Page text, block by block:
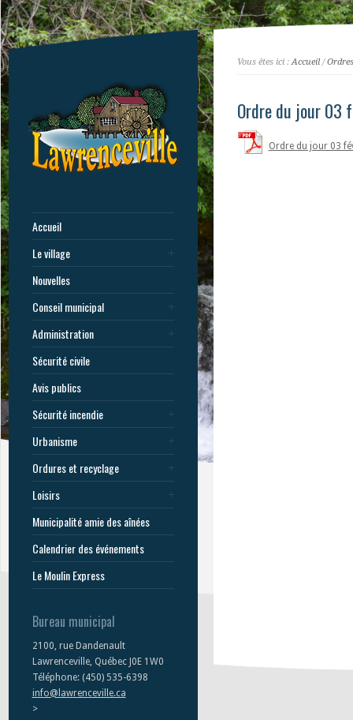
Accueil
Le village
Nouvelles
Conseil municipal
Administration
Sécurité civile
Avis publics
Sécurité incendie
Urbanisme
Ordures et recyclage
Loisirs
Municipalité amie des aînées
Calendrier des événements
Le Moulin Express
Bureau municipal
2100, rue Dandenault
Lawrenceville, Québec J0E 1W0
Téléphone: (450) 535-6398
info@lawrenceville.ca
>
Vous êtes ici :Accueil/
Ordre du jour 03
Ordre du jour 03